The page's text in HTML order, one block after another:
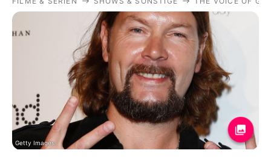
Royals
Stars
Filme & Serien
Lifestyle
Familie & Liebe
Promiflash Exklusiv
Getty Images